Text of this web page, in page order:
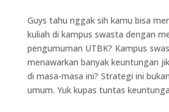
Guys tahu nggak sih kamu bisa
kuliah di kampus swasta dengan
pengumuman UTBK? Kampus
menawarkan banyak keuntungan
di masa-masa ini? Strategi ini
umum. Yuk kupas tuntas